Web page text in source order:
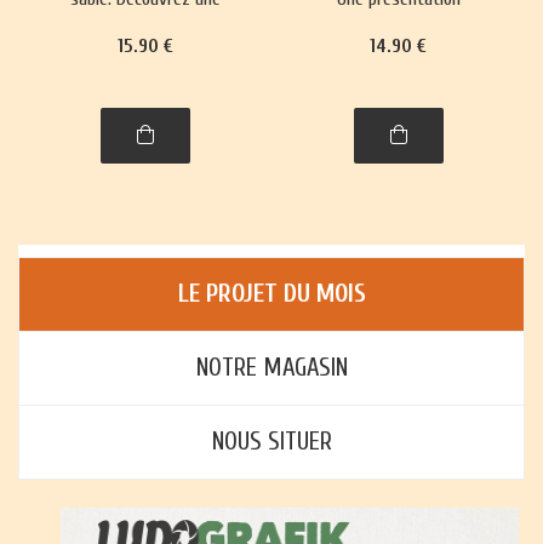
richement illustrés,
histoire et leurs règles.
15.90 €
règles et histoire, de plus
cartes, jeux de plateau,
jeux d'enfants et jeux
14.90 €
LE PROJET DU MOIS
NOTRE MAGASIN
NOUS SITUER